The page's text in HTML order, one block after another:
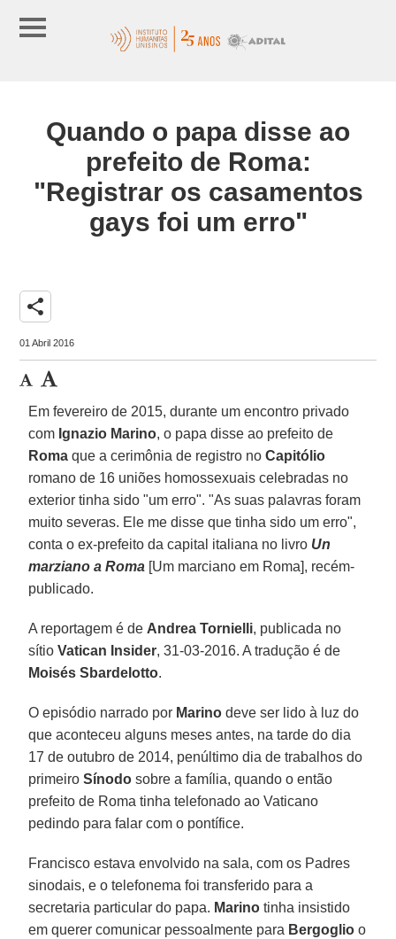
Quando o papa disse ao
prefeito de Roma:
"Registrar os casamentos
gays foi um erro"
share
01 Abril 2016
Em fevereiro de 2015, durante um encontro privado
com Ignazio Marino, o papa disse ao prefeito de
Roma que a cerimônia de registro noCapitólio
romano de 16 uniões homossexuais celebradas no
exterior tinha sido "um erro". "As suas palavras foram
muito severas. Ele me disse que tinha sido um erro",
conta o ex-prefeito da capital italiana no livro Un
marziano a Roma [Um marciano em Roma], recém-
publicado.
A reportagem é de Andrea Tornielli, publicada no
sítioVatican Insider, 31-03-2016. A tradução é de
Moisés Sbardelotto.
O episódio narrado por Marino deve ser lido à luz do
que aconteceu alguns meses antes, na tarde do dia
17 de outubro de 2014, penúltimo dia de trabalhos do
primeiroSínodo sobre a família, quando o então
prefeito de Roma tinha telefonado ao Vaticano
pedindo para falar com o pontífice.
Francisco estava envolvido na sala, com os Padres
sinodais, e o telefonema foi transferido para a
secretaria particular do papa. Marino tinha insistido
em querer comunicar pessoalmente para Bergoglio o